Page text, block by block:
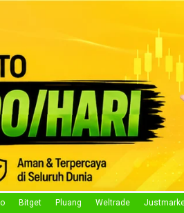
Bitget Pluang Weltrade